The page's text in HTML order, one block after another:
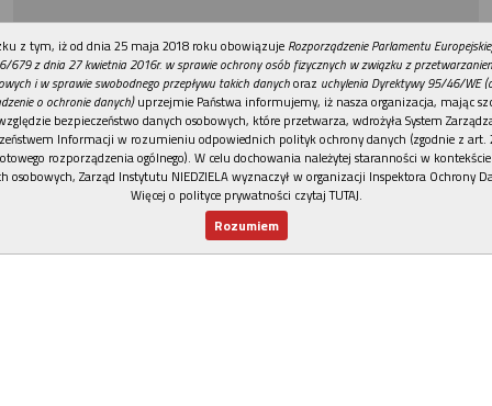
REKLAMA
z tym, iż od dnia 25 maja 2018 roku obowiązuje Rozporządzenie Parlamentu
679 z dnia 27 kwietnia 2016r. w sprawie ochrony osób fizycznych w związku z
i w sprawie swobodnego przepływu takich danychoraz uchylenia Dyrektywy 95/46/WE
o ochronie danych)uprzejmie Państwa informujemy, iż nasza organizacja, mając
bezpieczeństwo danych osobowych, które przetwarza, wdrożyła System
Informacji w rozumieniu odpowiednich polityk ochrony danych (zgodnie z art.
rozporządzenia ogólnego). W celu dochowania należytej staranności w
osobowych, Zarząd Instytutu NIEDZIELA wyznaczył w organizacji Inspektora Ochrony
Więcej o polityce prywatności czytaj TUTAJ.
Rozumiem